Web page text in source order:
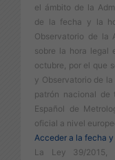
el ámbito de la
de la fecha y la
Observatorio de la
sobre la hora legal
octubre, por el que
y Observatorio de
patrón nacional de
Español de
oficial a nivel
Acceder a la fecha
La Ley 39/2015,